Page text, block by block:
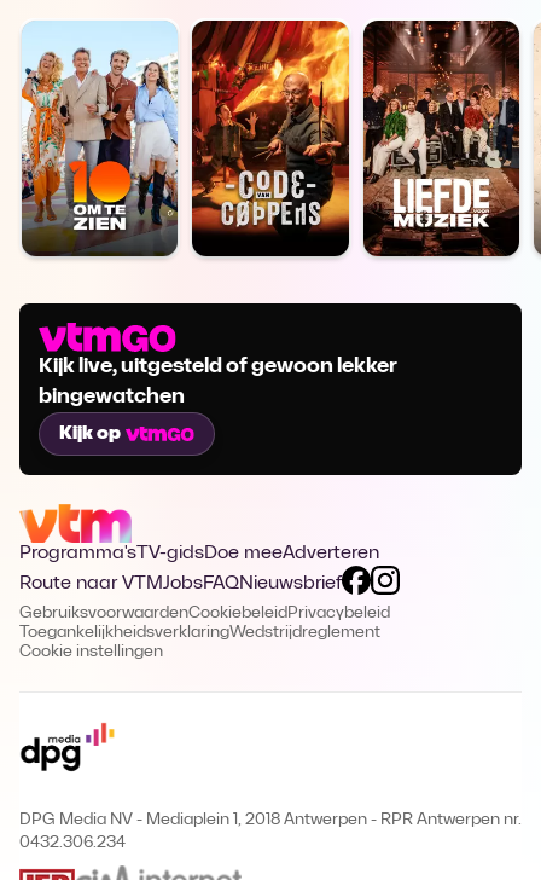
Kijk live, uitgesteld of gewoon lekker
bingewatchen
Kijk op
Programma'sTV-gidsDoe meeAdverteren
Route naar VTMJobsFAQNieuwsbrief
GebruiksvoorwaardenCookiebeleid Privacybeleid
ToegankelijkheidsverklaringWedstrijdreglement
Cookie instellingen
DPG Media NV - Mediaplein 1, 2018 Antwerpen - RPR Antwerpen nr.
0432.306.234